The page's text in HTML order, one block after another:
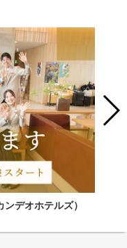
デオホテルズ）